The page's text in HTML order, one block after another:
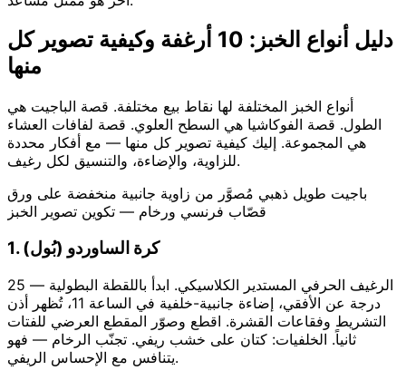
دليل أنواع الخبز: 10 أرغفة وكيفية تصوير كل
منها
أنواع الخبز المختلفة لها نقاط بيع مختلفة. قصة الباجيت هي
الطول. قصة الفوكاشيا هي السطح العلوي. قصة لفافات العشاء
هي المجموعة. إليك كيفية تصوير كل منها — مع أفكار محددة
للزاوية، والإضاءة، والتنسيق لكل رغيف.
باجيت طويل ذهبي مُصوَّر من زاوية جانبية منخفضة على ورق
قصّاب فرنسي ورخام — تكوين تصوير الخبز
1. كرة الساوردو (بُول)
الرغيف الحرفي المستدير الكلاسيكي. ابدأ باللقطة البطولية — 25
درجة عن الأفقي، إضاءة جانبية-خلفية في الساعة 11، تُظهر أذن
التشريط وفقاعات القشرة. اقطع وصوّر المقطع العرضي للفتات
ثانياً. الخلفيات: كتان على خشب ريفي. تجنّب الرخام — فهو
يتنافس مع الإحساس الريفي.